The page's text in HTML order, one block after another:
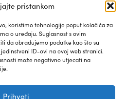
pristankom
koristimo tehnologije poput kolačića za
o uređaju. Suglasnost s ovim
da obrađujemo podatke kao što su
ID-ovi na ovoj web stranici.
može negativno utjecati na
Prihvati